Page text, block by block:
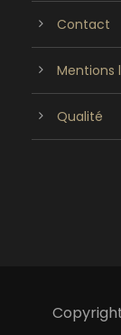
Contact
Mentions
Qualité
Copyright